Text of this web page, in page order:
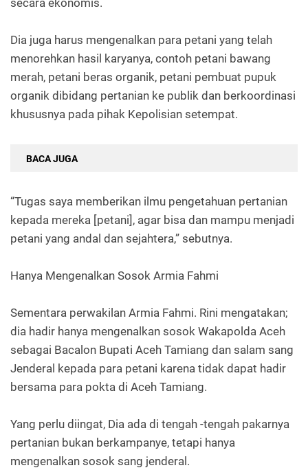
Dia juga harus mengenalkan para petani yang telah
menorehkan hasil karyanya, contoh petani bawang
merah, petani beras organik, petani pembuat pupuk
organik dibidang pertanian ke publik dan berkoordinasi
khususnya pada pihak Kepolisian setempat.
BACA JUGA
“Tugas saya memberikan ilmu pengetahuan pertanian
kepada mereka [petani], agar bisa dan mampu menjadi
petani yang andal dan sejahtera,” sebutnya.
Hanya Mengenalkan Sosok Armia Fahmi
Sementara perwakilan Armia Fahmi. Rini mengatakan;
dia hadir hanya mengenalkan sosok Wakapolda Aceh
sebagai Bacalon Bupati Aceh Tamiang dan salam sang
Jenderal kepada para petani karena tidak dapat hadir
bersama para pokta di Aceh Tamiang.
Yang perlu diingat, Dia ada di tengah -tengah pakarnya
pertanian bukan berkampanye, tetapi hanya
mengenalkan sosok sang jenderal.